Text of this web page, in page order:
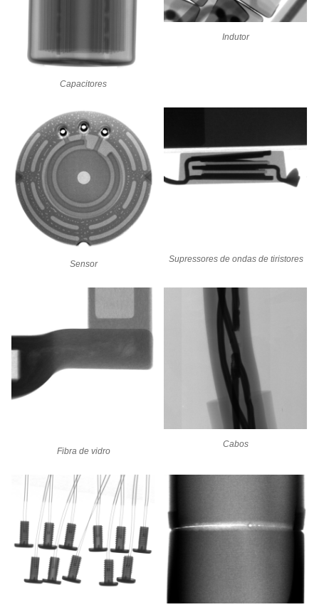
Capacitores
Indutor
Sensor
Supressores de ondas de tiristores
Fibra de vidro
Cabos